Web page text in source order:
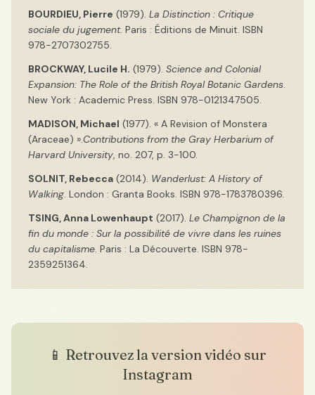
BOURDIEU, Pierre (1979). La Distinction : Critique
sociale du jugement. Paris : Éditions de Minuit. ISBN
978-2707302755.
BROCKWAY, Lucile H. (1979). Science and Colonial
Expansion: The Role of the British Royal Botanic Gardens.
New York : Academic Press. ISBN 978-0121347505.
MADISON, Michael (1977). « A Revision of Monstera
(Araceae) ».Contributions from the Gray Herbarium of
Harvard University, no. 207, p. 3-100.
SOLNIT, Rebecca (2014). Wanderlust: A History of
Walking. London : Granta Books. ISBN 978-1783780396.
TSING, Anna Lowenhaupt (2017). Le Champignon de la
fin du monde : Sur la possibilité de vivre dans les ruines
du capitalisme. Paris : La Découverte. ISBN 978-
2359251364.
📱 Retrouvez la version vidéo sur
Instagram